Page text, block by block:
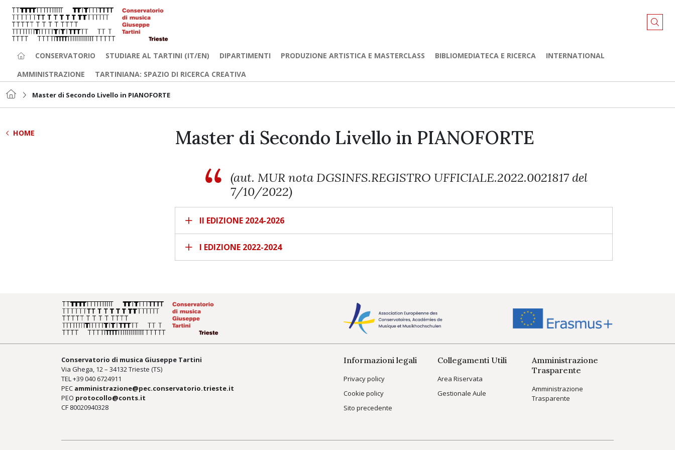
CONSERVATORIO STUDIARE AL TARTINI (IT/EN) DIPARTIMENTI PRODUZIONE ARTISTICA E MASTERCLASS BIBLIOMEDIATECA E RICERCA
INTERNATIONAL
AMMINISTRAZIONE
TARTINIANA: SPAZIO DI RICERCA CREATIVA
Master di Secondo Livello in PIANOFORTE
HOME Master di Secondo Livello in PIANOFORTE
(aut. MUR nota DGSINFS.REGISTRO UFFICIALE.2022.0021817 del
7/10/2022)
II EDIZIONE 2024-2026
I EDIZIONE 2022-2024
Conservatorio di musica Giuseppe Tartini
Via Ghega, 12 – 34132 Trieste (TS)
TEL +39040 6724911
PEC amministrazione@pec.conservatorio.trieste.it
PEO protocollo@conts.it
CF 80020940328
Informazioni legali
Privacy policy
Cookie policy
Sito precedente
Collegamenti Utili
Area Riservata
Gestionale Aule
Amministrazione
Trasparente
Amministrazione
Trasparente